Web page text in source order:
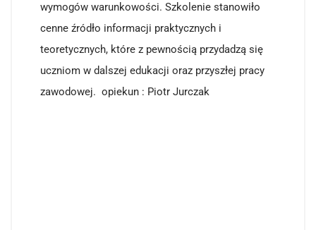
wymogów warunkowości. Szkolenie stanowiło
cenne źródło informacji praktycznych i
teoretycznych, które z pewnością przydadzą się
uczniom w dalszej edukacji oraz przyszłej pracy
zawodowej. opiekun : Piotr Jurczak